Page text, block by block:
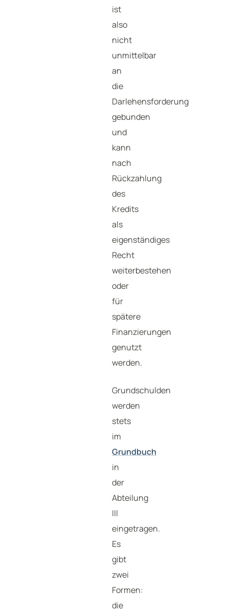
ist
also
nicht
unmittelbar
an
die
Darlehensforderung
gebunden
und
kann
nach
Rückzahlung
des
Kredits
als
eigenständiges
Recht
weiterbestehen
oder
für
spätere
Finanzierungen
genutzt
werden.
Grundschulden
werden
stets
im
Grundbuch
in
der
Abteilung
III
eingetragen.
Es
gibt
zwei
Formen:
die